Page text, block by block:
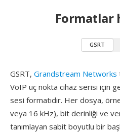
Formatlar
GSRT
GSRT, Grandstream Networks
VoIP uç nokta cihaz serisi için
sesi formatıdır. Her dosya,
veya 16 kHz), bit derinliği ve
tanımlayan sabit boyutlu bir